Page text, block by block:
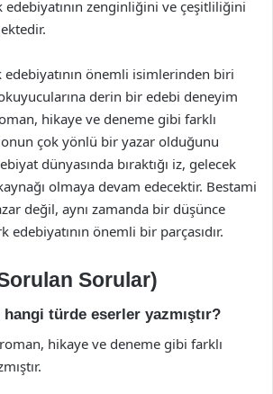
edebiyatının zenginliğini ve çeşitliliğini
edebiyatının önemli isimlerinden biri
derin bir edebi deneyim
hikaye ve deneme gibi farklı
çok yönlü bir yazar olduğunu
dünyasında bıraktığı iz, gelecek
olmaya devam edecektir. Bestami
değil, aynı zamanda bir düşünce
edebiyatının önemli bir parçasıdır.
Sorular)
türde eserler yazmıştır?
hikaye ve deneme gibi farklı